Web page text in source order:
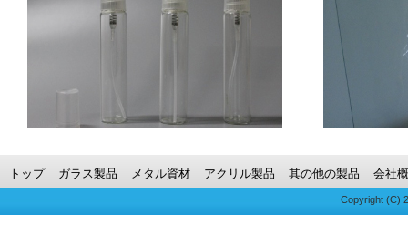
トップ ガラス製品 メタル資材 アクリル製品 其の他の製品 会社
Copyright (C)